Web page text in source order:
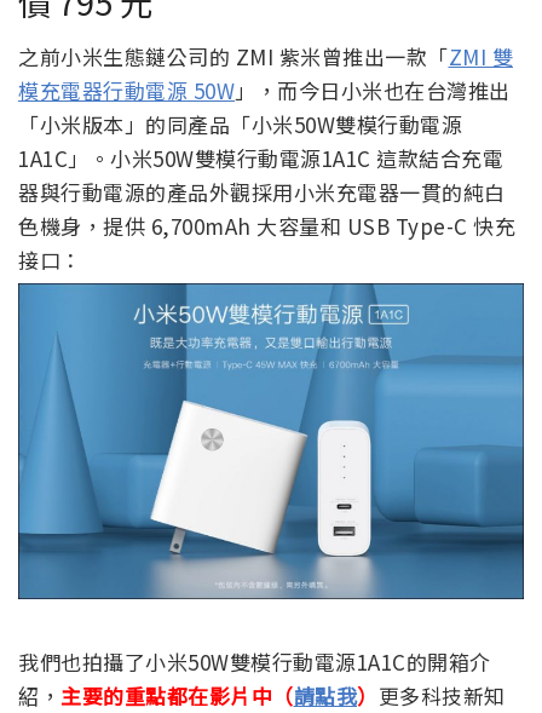
之前小米生態鏈公司的 ZMI 紫米曾推出一款「ZMI 雙
模充電器行動電源 50W」，而今日小米也在台灣推出
「小米版本」的同產品「小米50W雙模行動電源
1A1C」。小米50W雙模行動電源1A1C 這款結合充電
器與行動電源的產品外觀採用小米充電器一貫的純白
色機身，提供 6,700mAh 大容量和 USB Type-C 快充
接口：
我們也拍攝了小米50W雙模行動電源1A1C的開箱介
紹， 主要的重點都在影片中（請點我） 更多科技新知